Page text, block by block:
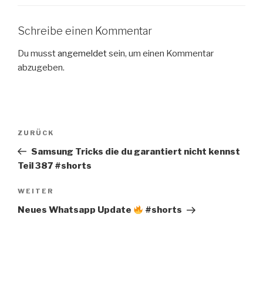
Schreibe einen Kommentar
Du musstangemeldetsein, um einen Kommentar
abzugeben.
Beitragsnavigation
Vorheriger
Beitrag
ZURÜCK
Samsung Tricks die du garantiert nicht kennst
Teil 387 #shorts
Nächster
Beitrag
WEITER
Neues Whatsapp Update #shorts